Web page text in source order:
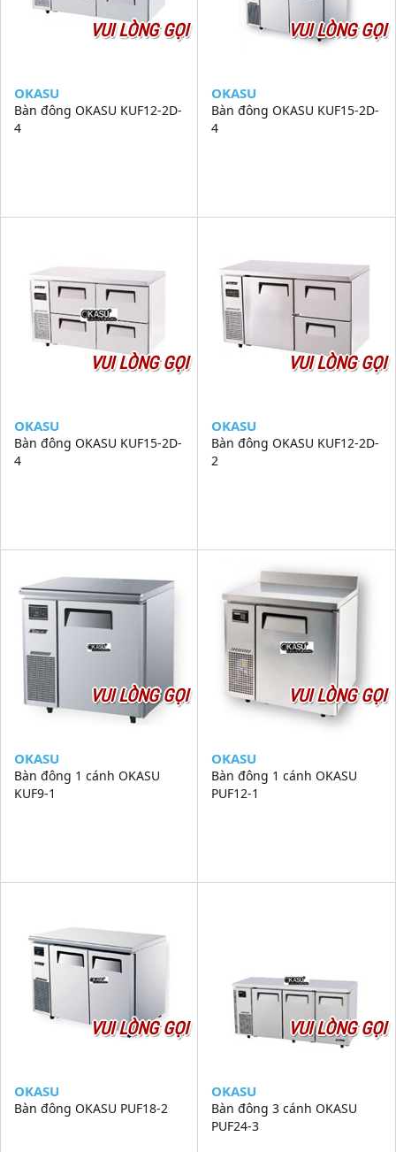
VUI LÒNG GỌI
OKASU
Bàn đông OKASU KUF12-2D-
4
VUI LÒNG GỌI
OKASU
Bàn đông OKASU KUF15-2D-
4
VUI LÒNG GỌI
OKASU
Bàn đông OKASU KUF15-2D-
4
VUI LÒNG GỌI
OKASU
Bàn đông OKASU KUF12-2D-
2
VUI LÒNG GỌI
OKASU
Bàn đông 1 cánh OKASU
KUF9-1
VUI LÒNG GỌI
OKASU
Bàn đông 1 cánh OKASU
PUF12-1
VUI LÒNG GỌI
OKASU
Bàn đông OKASU PUF18-2
VUI LÒNG GỌI
OKASU
Bàn đông 3 cánh OKASU
PUF24-3